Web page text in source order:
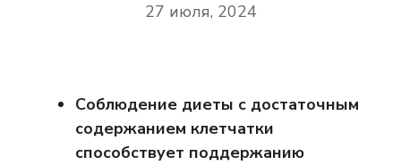
27 июля, 2024
Соблюдение диеты с достаточным
содержанием клетчатки
способствует поддержанию